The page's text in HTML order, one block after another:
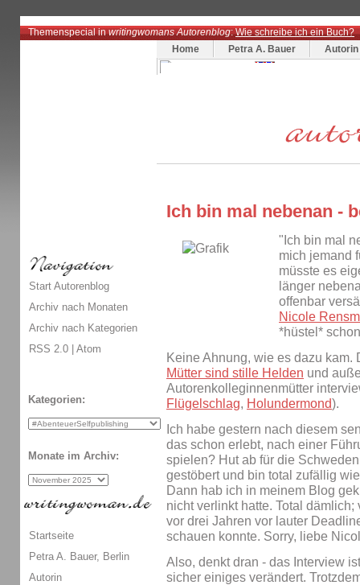
Themenspecial inwritingwomans Autorenblog:Wie schreibe ich ein Buch?
Home
Petra A. Bauer Autorin
Ich bin mal nebenan -
"Ich bin mal
mich jemand
müsste es
länger
offenbar
Nicole
*hüstel*
Keine Ahnung, wie es dazu kam.
Mütter sind stille Helden und
Autorenkolleginnenmütter
Flügelschlag, Holundermond).
Ich habe gestern nach diesem
das schon erlebt, nach einer
spielen? Hut ab für die
gestöbert und bin total zufällig
Dann hab ich in meinem Blog
nicht verlinkt hatte. Total
vor drei Jahren vor lauter
schauen konnte. Sorry, liebe
Also, denkt dran - das Interview
sicher einiges verändert.
Start Autorenblog
Archiv nach Monaten
Archiv nach Kategorien
RSS 2.0 | Atom
Kategorien:
Monate im Archiv:
Startseite
Petra A. Bauer, Berlin
Autorin